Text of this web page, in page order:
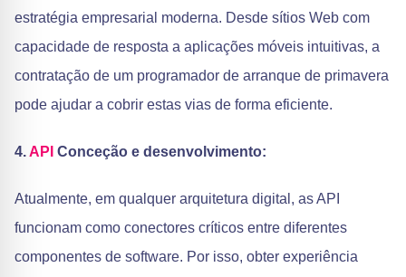
estratégia empresarial moderna. Desde sítios Web com
capacidade de resposta a aplicações móveis intuitivas, a
contratação de um programador de arranque de primavera
pode ajudar a cobrir estas vias de forma eficiente.
4.API Conceção e desenvolvimento:
Atualmente, em qualquer arquitetura digital, as API
funcionam como conectores críticos entre diferentes
componentes de software. Por isso, obter experiência